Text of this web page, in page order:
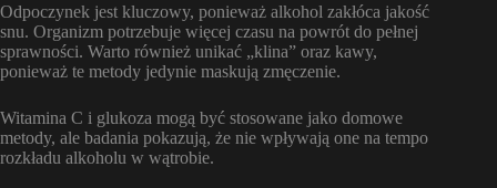
Odpoczynek jest kluczowy, ponieważ alkohol zakłóca jakość
snu. Organizm potrzebuje więcej czasu na powrót do pełnej
sprawności. Warto również unikać „klina” oraz kawy,
ponieważ te metody jedynie maskują zmęczenie.
Witamina C i glukoza mogą być stosowane jako domowe
metody, ale badania pokazują, że nie wpływają one na tempo
rozkładu alkoholu w wątrobie.